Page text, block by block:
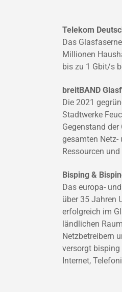
Telekom
Das
Millionen
bis zu 1 Gbit/s
breitBAND
Die 2021
Stadtwerke
Gegenstand
gesamten Netz-
Ressourcen
Bisping &
Das europa-
über 35 Jahren
erfolgreich im
ländlichen
Netzbetreibern
versorgt
Internet,